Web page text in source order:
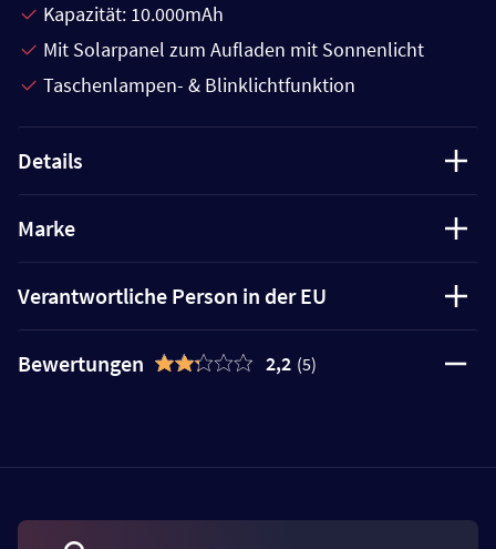
Kapazität: 10.000mAh
Mit Solarpanel zum Aufladen mit Sonnenlicht
Taschenlampen- & Blinklichtfunktion
Details
Marke
Verantwortliche Person in der EU
Bewertungen 2,2 (5)